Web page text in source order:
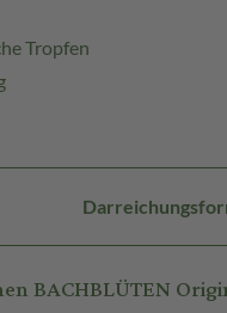
Tropfen
BACHBLÜTEN